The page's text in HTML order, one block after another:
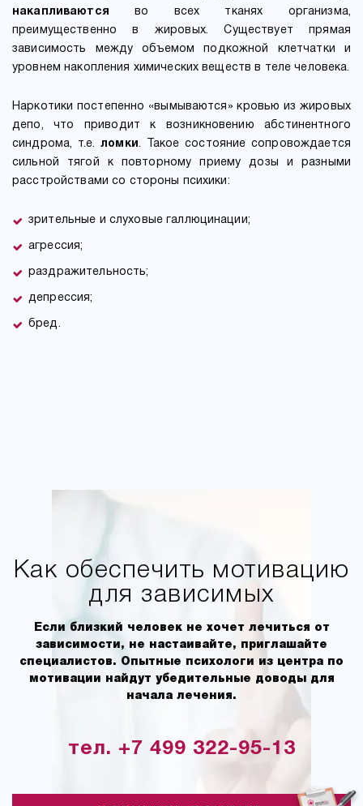
накапливаются
во всех тканях организма,
преимущественно в жировых. Существует прямая
зависимость между объемом подкожной клетчатки и
уровнем накопления химических веществ в теле человека.
Наркотики постепенно «вымываются» кровью из жировых
депо, что приводит к возникновению абстинентного
синдрома, т.е.ломки . Такое состояние сопровождается
сильной тягой к повторному приему дозы и разными
расстройствами со стороны психики:
зрительные и слуховые галлюцинации;
агрессия;
раздражительность;
депрессия;
бред.
Как обеспечить мотивацию
для зависимых
Если близкий человек не хочет лечиться от
зависимости, не настаивайте, приглашайте
специалистов. Опытные психологи из центра по
мотивации найдут убедительные доводы для
начала лечения.
тел. +7 499 322-95-13